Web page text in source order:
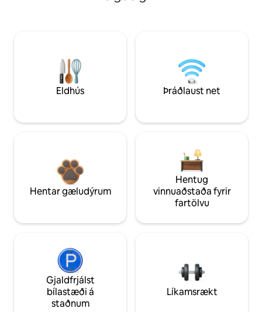
Eldhús Þráðlaust net
Hentar gæludýrum
Hentug
vinnuaðstaða fyrir
fartölvu
Gjaldfrjálst
bílastæði á
staðnum
Líkamsrækt